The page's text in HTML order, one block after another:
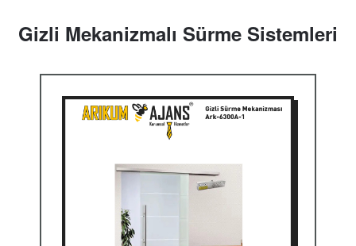
Gizli Mekanizmalı Sürme Sistemleri